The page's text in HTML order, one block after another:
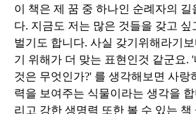
이 책은 제 꿈 중 하나인 순례자의 길
다. 지금도 저는 많은 것들을 갖고 싶
벌기도 합니다. 사실 갖기위해라기
기 위해가 더 맞는 표현인것 같군요.
것은 무엇인가?' 를 생각해보면 사랑
력을 보여주는 식물이라는 생각을
리고 강한 생명력 또한 볼 수 있는 책